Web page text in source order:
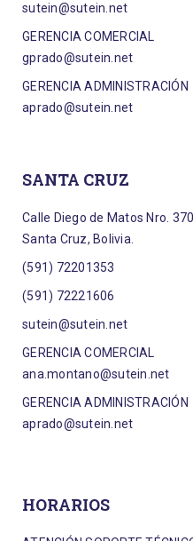
sutein@sutein.net
GERENCIA COMERCIAL
gprado@sutein.net
GERENCIA ADMINISTRACIÓN
aprado@sutein.net
SANTA CRUZ
Calle Diego de Matos Nro.
Santa Cruz, Bolivia.
(591) 72201353
(591) 72221606
sutein@sutein.net
GERENCIA COMERCIAL
ana.montano@sutein.net
GERENCIA ADMINISTRACIÓN
aprado@sutein.net
HORARIOS